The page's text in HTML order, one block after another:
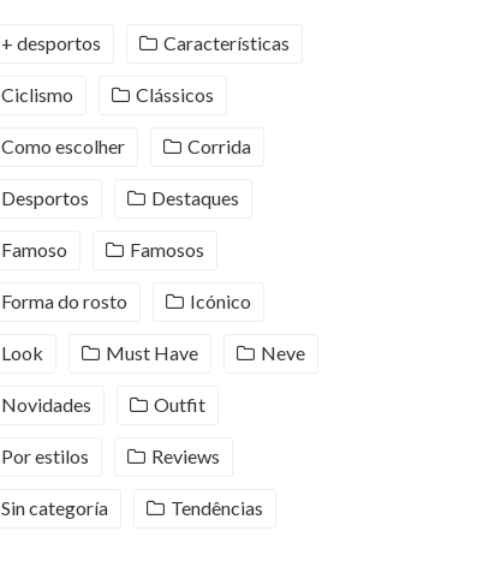
+ desportos Características
Ciclismo Clássicos
Como escolher Corrida
Desportos Destaques
Famoso Famosos
Forma do rosto Icónico
Look Must Have Neve
Novidades Outfit
Por estilos Reviews
Sin categoría Tendências